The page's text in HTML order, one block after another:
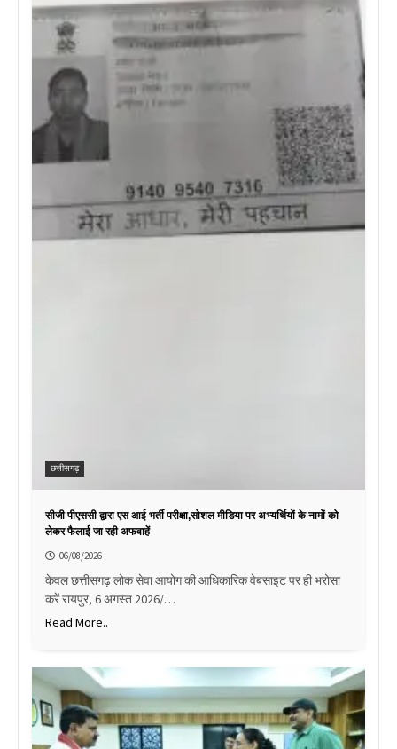
छत्तीसगढ़
सीजी पीएससी द्वारा एस आई भर्ती परीक्षा,सोशल मीडिया पर अभ्यर्थियों के नामों को
लेकर फैलाई जा रही अफवाहें
06/08/2026
केवल छत्तीसगढ़ लोक सेवा आयोग की आधिकारिक वेबसाइट पर ही भरोसा
करें रायपुर, 6 अगस्त 2026/…
Read More..